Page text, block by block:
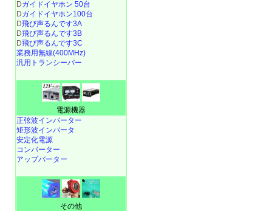
Dガイドイヤホン 50台
Dガイドイヤホン100台
D飛び声るんです3A
D飛び声るんです3B
D飛び声るんです3C
業務用無線(400MHz)
汎用トランシーバー
電源機器
正弦波インバーター
矩形波インバータ
安定化電源
コンバーター
アップバーター
その他